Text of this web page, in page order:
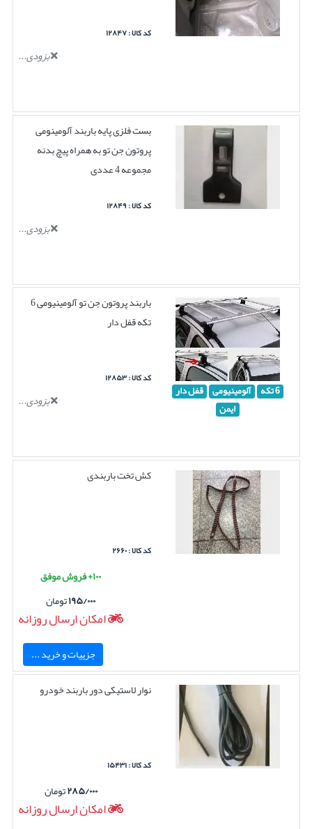
کد کالا : ۱۲۸۴۷
بزودی...
بست فلزی پایه باربند آلومینومی
پروتون جن تو به همراه پیچ بدنه
مجموعه 4 عددی
کد کالا : ۱۲۸۴۹
بزودی...
6 تکه آلومینیومی قفل دار
ایمن
باربند پروتون جن تو آلومینیومی 6
تکه قفل دار
کد کالا : ۱۲۸۵۳
بزودی...
کش تخت باربندی
کد کالا : ۲۶۶۰
۱۰۰+ فروش موفق
۱۹۵/۰۰۰تومان
امکان ارسال روزانه
جزییات و خرید ...
نوار لاستیکی دور باربند خودرو
کد کالا : ۱۵۴۳۱
۲۸۵/۰۰۰تومان
امکان ارسال روزانه